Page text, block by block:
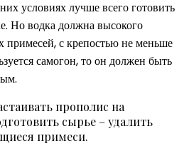
условиях лучше всего готовить
Но водка должна высокого
примесей, с крепостью не меньше
самогон, то он должен быть
прополис на
сырье – удалить
примеси.